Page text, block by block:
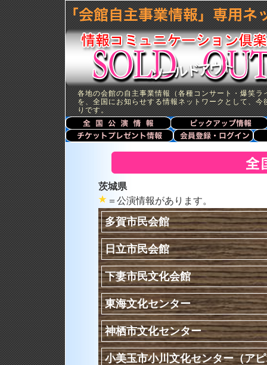
各地の会館の自主事業情報（各種コンサート・爆笑
を、全国にお知らせする情報ネットワークとして、
りです。
茨城県
＝公演情報があります。
多賀市民会館
日立市民会館
下妻市民文化会館
東海文化センター
神栖市文化センター
小美玉市小川文化センター（ア